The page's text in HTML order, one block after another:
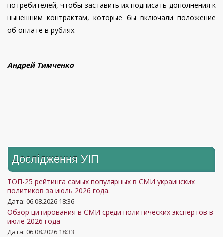
потребителей, чтобы заставить их подписать дополнения к
нынешним контрактам, которые бы включали положение
об оплате в рублях.
Андрей Тимченко
Дослідження УIП
ТОП-25 рейтинга самых популярных в СМИ украинских
политиков за июль 2026 года.
Дата: 06.08.2026 18:36
Обзор цитирования в СМИ среди политических экспертов в
июле 2026 года
Дата: 06.08.2026 18:33